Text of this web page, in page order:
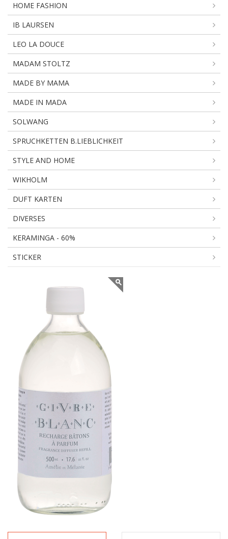
HOME FASHION
IB LAURSEN
LEO LA DOUCE
MADAM STOLTZ
MADE BY MAMA
MADE IN MADA
SOLWANG
SPRUCHKETTEN B.LIEBLICHKEIT
STYLE AND HOME
WIKHOLM
DUFT KARTEN
DIVERSES
KERAMINGA - 60%
STICKER